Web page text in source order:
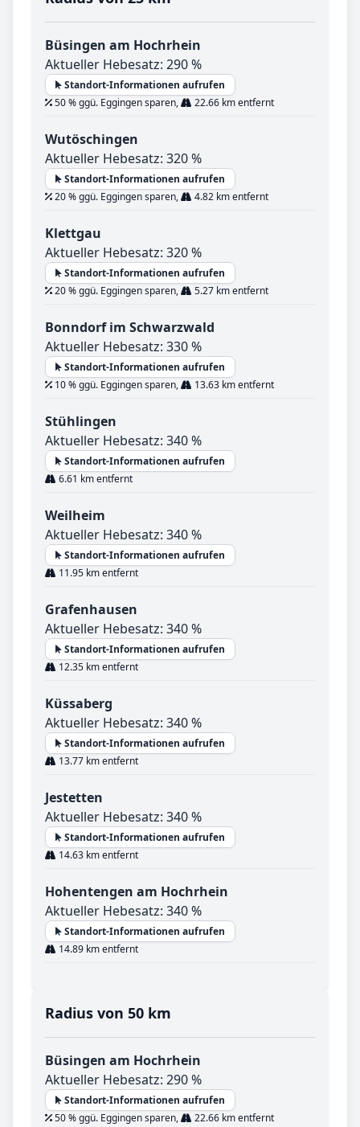
Büsingen am Hochrhein
Aktueller Hebesatz: 290 %
Standort-Informationen aufrufen
50 % ggü. Eggingen sparen,
22.66 km entfernt
Wutöschingen
Aktueller Hebesatz: 320 %
Standort-Informationen aufrufen
20 % ggü. Eggingen sparen,
4.82 km entfernt
Klettgau
Aktueller Hebesatz: 320 %
Standort-Informationen aufrufen
20 % ggü. Eggingen sparen,
5.27 km entfernt
Bonndorf im Schwarzwald
Aktueller Hebesatz: 330 %
Standort-Informationen aufrufen
10 % ggü. Eggingen sparen,
13.63 km entfernt
Stühlingen
Aktueller Hebesatz: 340 %
Standort-Informationen aufrufen
6.61 km entfernt
Weilheim
Aktueller Hebesatz: 340 %
Standort-Informationen aufrufen
11.95 km entfernt
Grafenhausen
Aktueller Hebesatz: 340 %
Standort-Informationen aufrufen
12.35 km entfernt
Küssaberg
Aktueller Hebesatz: 340 %
Standort-Informationen aufrufen
13.77 km entfernt
Jestetten
Aktueller Hebesatz: 340 %
Standort-Informationen aufrufen
14.63 km entfernt
Hohentengen am Hochrhein
Aktueller Hebesatz: 340 %
Standort-Informationen aufrufen
14.89 km entfernt
Radius von 50 km
Büsingen am Hochrhein
Aktueller Hebesatz: 290 %
Standort-Informationen aufrufen
50 % ggü. Eggingen sparen,
22.66 km entfernt